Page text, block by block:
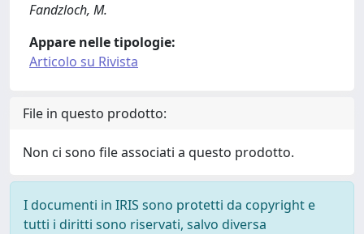
Fandzloch, M.
Appare nelle tipologie:
Articolo su Rivista
File in questo prodotto:
Non ci sono file associati a questo prodotto.
I documenti in IRIS sono protetti da copyright e
tutti i diritti sono riservati, salvo diversa